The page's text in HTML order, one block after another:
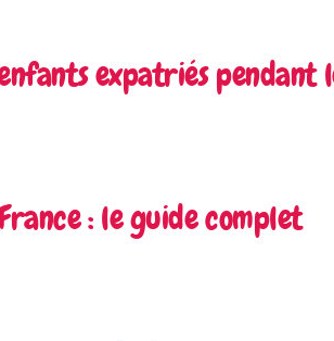
expatriés pendant
: le guide complet